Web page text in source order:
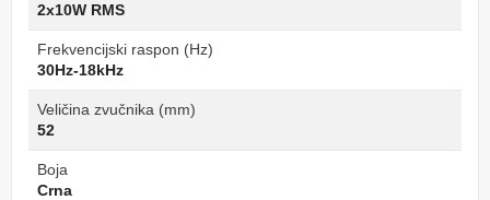
2x10W RMS
Frekvencijski raspon (Hz)
30Hz-18kHz
Veličina zvučnika (mm)
52
Boja
Crna